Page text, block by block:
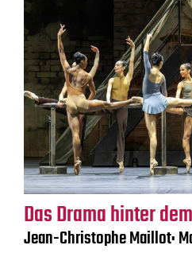
Das Drama hinter
Jean-Christophe Maillot: